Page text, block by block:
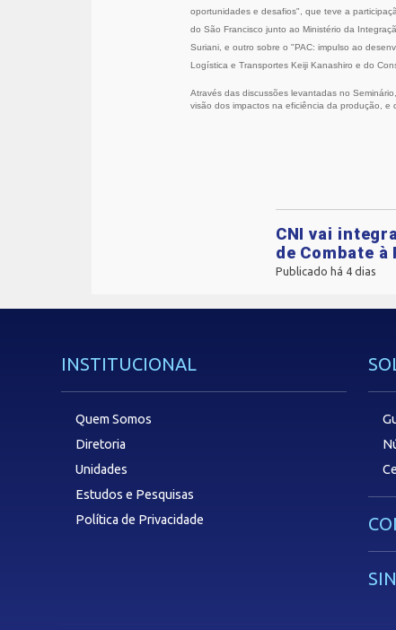
oportunidades e desafios", que teve a
do São Francisco junto ao Ministério da
Suriani, e outro sobre o "PAC: impulso ao
Logística e Transportes Keiji Kanashiro e do
Através das discussões levantadas no
visão dos impactos na eficiência da produção,
CNI vai
de Combate
Publicado há 4 dias
INSTITUCIONAL
Quem Somos
Diretoria
Unidades
Estudos e Pesquisas
Política de Privacidade